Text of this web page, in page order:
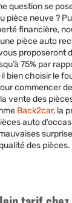
question se
pièce neuve ?
financière,
pièce auto
proposeront
75% par
bien choisir le
commencer
vente des
Back2car, la
auto
des pièces.